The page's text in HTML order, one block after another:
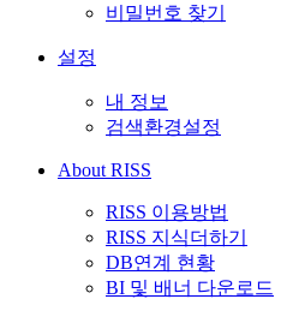
비밀번호 찾기
설정
내 정보
검색환경설정
About RISS
RISS 이용방법
RISS 지식더하기
DB연계 현황
BI 및 배너 다운로드